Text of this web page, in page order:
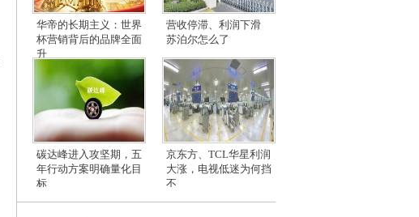
华帝的长期主义：世界
杯营销背后的品牌全面
升
营收停滞、利润下滑
苏泊尔怎么了
碳达峰进入攻坚期，五
年行动方案明确量化目
标
京东方、TCL华星利润
大涨，电视低迷为何挡
不